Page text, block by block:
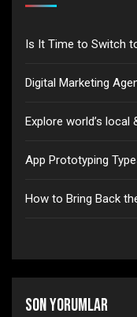
Is It Time to Switch
Digital Marketing
Explore world’s local
App Prototyping
How to Bring Back
Son yorumlar